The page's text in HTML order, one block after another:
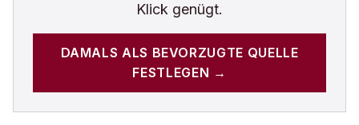
Klick genügt.
DAMALS ALS BEVORZUGTE QUELLE
FESTLEGEN →